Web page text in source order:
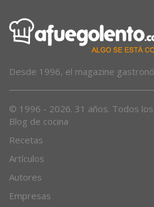
Desde 1996, el magazine
© 1996 - 2026. 31 años. Todos
Blog de cocina
Recetas
Artículos
Autores
Empresas